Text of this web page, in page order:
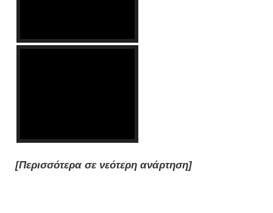
[Περισσότερα σε νεότερη ανάρτηση]